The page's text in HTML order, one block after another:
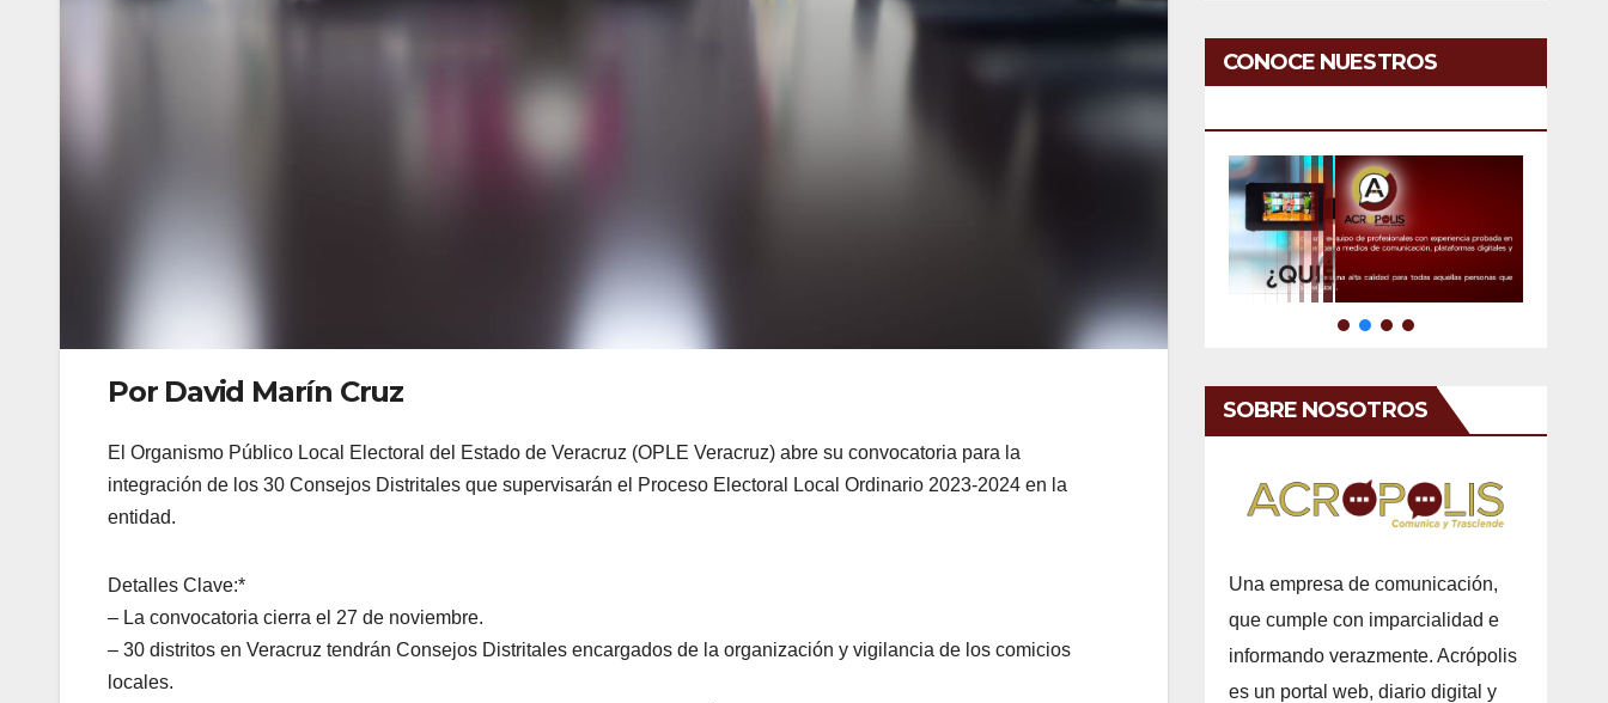
Por David Marín Cruz
El Organismo Público Local Electoral del Estado de Veracruz (OPLE Veracruz) abre su convocatoria para la
integración de los 30 Consejos Distritales que supervisarán el Proceso Electoral Local Ordinario 2023-2024 en la
entidad.
Detalles Clave:*
– La convocatoria cierra el 27 de noviembre.
– 30 distritos en Veracruz tendrán Consejos Distritales encargados de la organización y vigilancia de los comicios
locales.
CONOCE NUESTROS
SOBRE NOSOTROS
Una empresa de comunicación,
que cumple con imparcialidad e
informando verazmente. Acrópolis
es un portal web, diario digital y